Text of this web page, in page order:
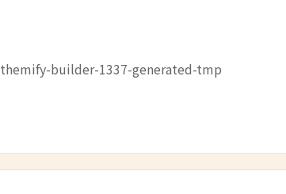
themify-builder-1337-generated-tmp